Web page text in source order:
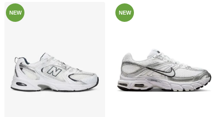
NEW NEW